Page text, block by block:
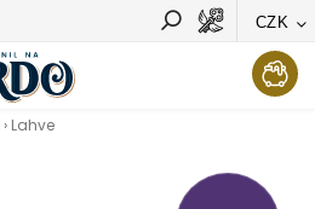
CZK
Hledat
› Lahve